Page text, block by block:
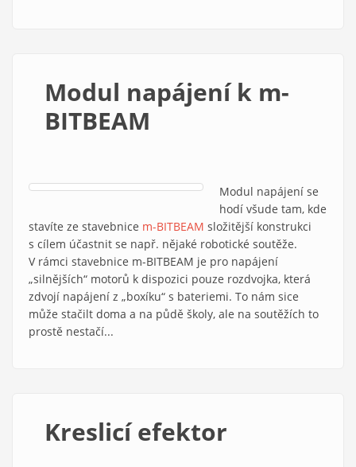
Modul napájení k m-
BITBEAM
Modul napájení se
hodí všude tam, kde
stavíte ze stavebnice m-BITBEAM složitější konstrukci
s cílem účastnit se např. nějaké robotické soutěže.
V rámci stavebnice m-BITBEAM je pro napájení
„silnějších“ motorů k dispozici pouze rozdvojka, která
zdvojí napájení z „boxíku“ s bateriemi. To nám sice
může stačilt doma a na půdě školy, ale na soutěžích to
prostě nestačí...
Kreslicí efektor